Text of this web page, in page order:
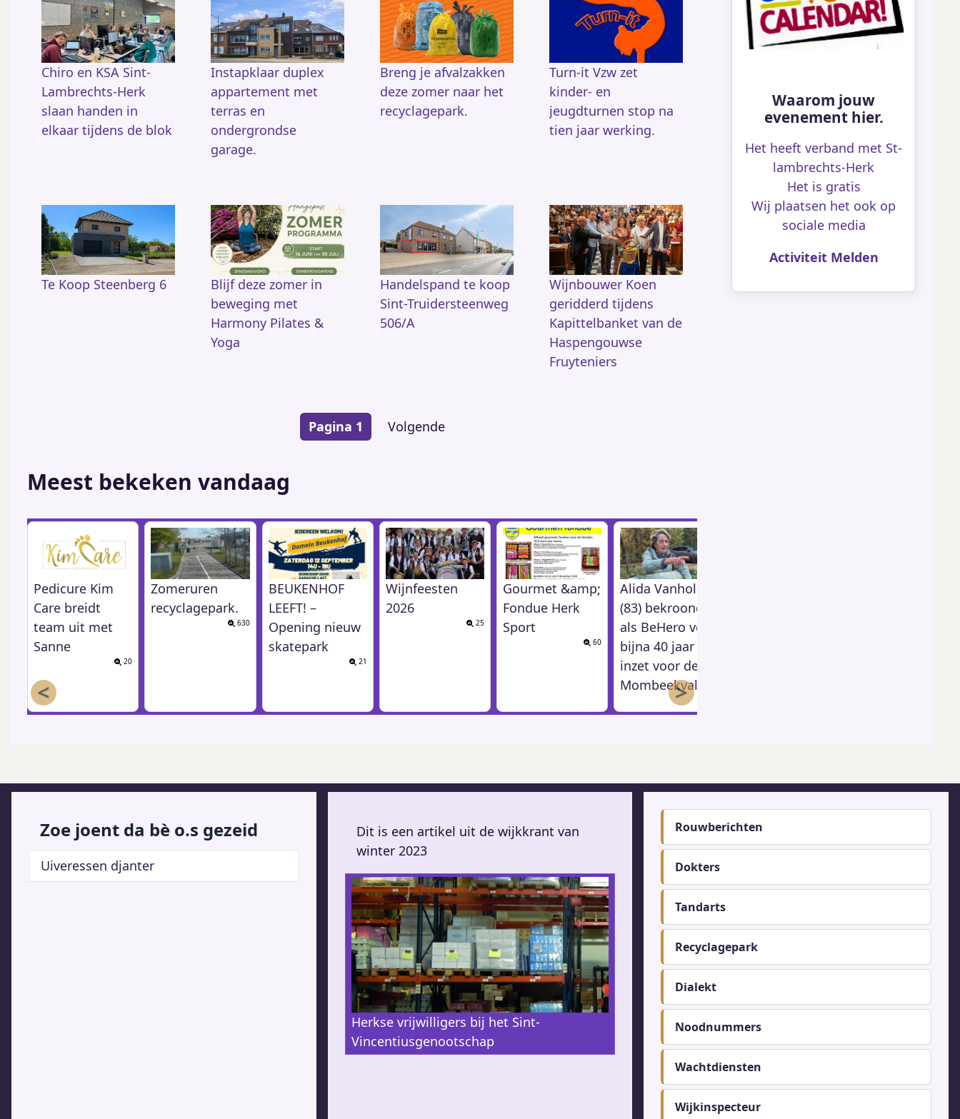
Chiro en KSA Sint-
Lambrechts-Herk
slaan handen in
elkaar tijdens de blok
Instapklaar duplex
appartement met
terras en
ondergrondse
garage.
Breng je afvalzakken
deze zomer naar het
recyclagepark.
Turn-it Vzw zet
kinder- en
jeugdturnen stop na
tien jaar werking.
Te Koop Steenberg 6
Blijf deze zomer in
beweging met
Harmony Pilates &
Yoga
Handelspand te koop
Sint-Truidersteenweg
506/A
Wijnbouwer Koen
geridderd tijdens
Kapittelbanket van de
Haspengouwse
Fruyteniers
Pagina 1
Volgende
Volgende
Meest bekeken vandaag
Pedicure Kim
Care breidt
team uit met
Sanne
20
Zomeruren
recyclagepark.
630
BEUKENHOF
LEEFT! –
Opening nieuw
skatepark
21
Wijnfeesten
2026
25
Gourmet &amp;
Fondue Herk
Sport
60
Alida Vanholst
(83) bekroond
als BeHero voor
bijna 40 jaar
inzet voor de
Mombeekvallei
< >
Waarom jouw
evenement hier.
Het heeft verband met St-
lambrechts-Herk
Het is gratis
Wij plaatsen het ook op
sociale media
Activiteit Melden
Zoe joent da bè o.s gezeid
Uiveressen djanter
Dit is een artikel uit de wijkkrant van
winter 2023
Herkse vrijwilligers bij het Sint-
Vincentiusgenootschap
Footer-
menu
Rouwberichten
Dokters
Tandarts
Recyclagepark
Dialekt
Noodnummers
Wachtdiensten
Wijkinspecteur